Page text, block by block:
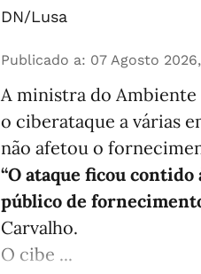
DN/Lusa
Publicado a: 07 Agosto
A ministra do Ambiente
o ciberataque a várias
não afetou o
“O ataque ficou
público de
Carvalho.
O cibe ...